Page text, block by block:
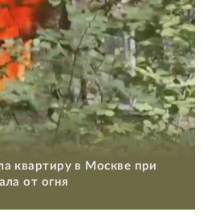
квартиру в Москве при
от огня